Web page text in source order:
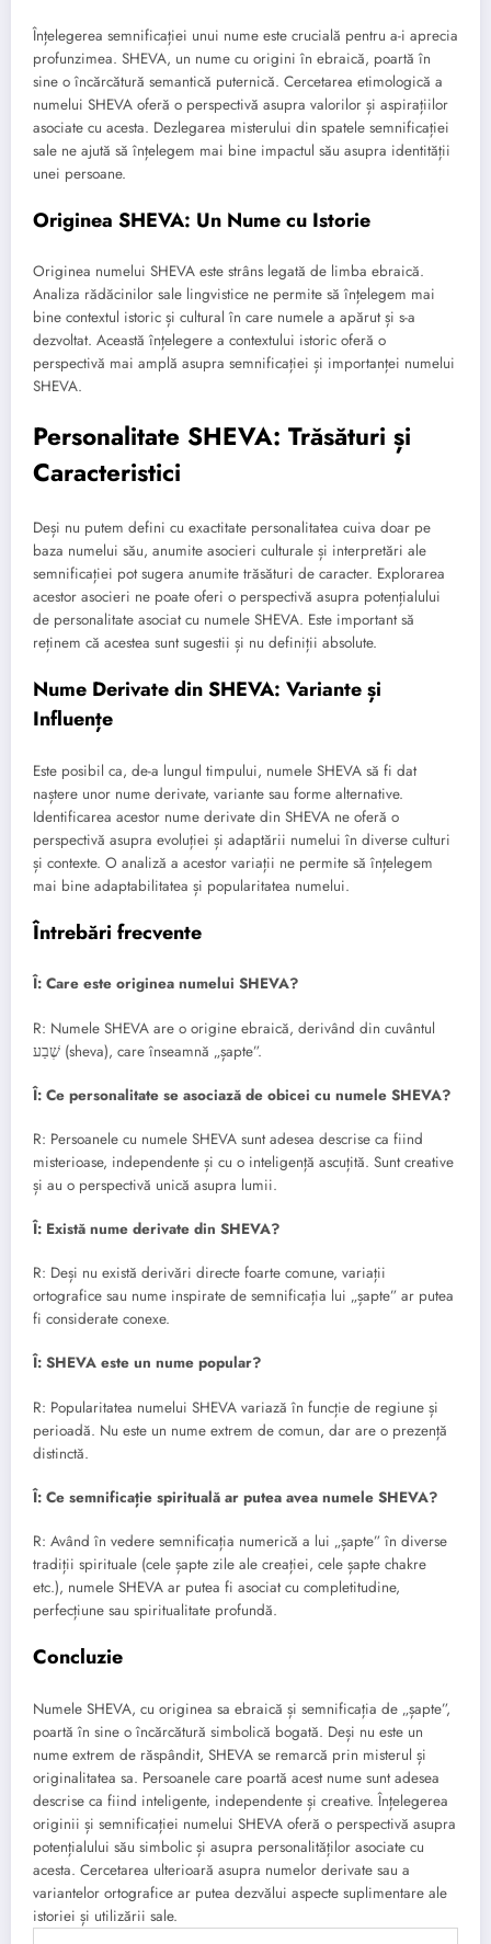
Înțelegerea semnificației unui nume este crucială pentru a-i aprecia
profunzimea. SHEVA, un nume cu origini în ebraică, poartă în
sine o încărcătură semantică puternică. Cercetarea etimologică a
numelui SHEVA oferă o perspectivă asupra valorilor și aspirațiilor
asociate cu acesta. Dezlegarea misterului din spatele semnificației
sale ne ajută să înțelegem mai bine impactul său asupra identității
unei persoane.
Originea SHEVA: Un Nume cu Istorie
Originea numelui SHEVA este strâns legată de limba ebraică.
Analiza rădăcinilor sale lingvistice ne permite să înțelegem mai
bine contextul istoric și cultural în care numele a apărut și s-a
dezvoltat. Această înțelegere a contextului istoric oferă o
perspectivă mai amplă asupra semnificației și importanței numelui
SHEVA.
Personalitate SHEVA: Trăsături și
Caracteristici
Deși nu putem defini cu exactitate personalitatea cuiva doar pe
baza numelui său, anumite asocieri culturale și interpretări ale
semnificației pot sugera anumite trăsături de caracter. Explorarea
acestor asocieri ne poate oferi o perspectivă asupra potențialului
de personalitate asociat cu numele SHEVA. Este important să
reținem că acestea sunt sugestii și nu definiții absolute.
Nume Derivate din SHEVA: Variante și
Influențe
Este posibil ca, de-a lungul timpului, numele SHEVA să fi dat
naștere unor nume derivate, variante sau forme alternative.
Identificarea acestor nume derivate din SHEVA ne oferă o
perspectivă asupra evoluției și adaptării numelui în diverse culturi
și contexte. O analiză a acestor variații ne permite să înțelegem
mai bine adaptabilitatea și popularitatea numelui.
Întrebări frecvente
Î: Care este originea numelui SHEVA?
R: Numele SHEVA are o origine ebraică, derivând din cuvântul
שֶׁבַע (sheva), care înseamnă „șapte”.
Î: Ce personalitate se asociază de obicei cu numele SHEVA?
R: Persoanele cu numele SHEVA sunt adesea descrise ca fiind
misterioase, independente și cu o inteligență ascuțită. Sunt creative
și au o perspectivă unică asupra lumii.
Î: Există nume derivate din SHEVA?
R: Deși nu există derivări directe foarte comune, variații
ortografice sau nume inspirate de semnificația lui „șapte” ar putea
fi considerate conexe.
Î: SHEVA este un nume popular?
R: Popularitatea numelui SHEVA variază în funcție de regiune și
perioadă. Nu este un nume extrem de comun, dar are o prezență
distinctă.
Î: Ce semnificație spirituală ar putea avea numele SHEVA?
R: Având în vedere semnificația numerică a lui „șapte” în diverse
tradiții spirituale (cele șapte zile ale creației, cele șapte chakre
etc.), numele SHEVA ar putea fi asociat cu completitudine,
perfecțiune sau spiritualitate profundă.
Concluzie
Numele SHEVA, cu originea sa ebraică și semnificația de „șapte”,
poartă în sine o încărcătură simbolică bogată. Deși nu este un
nume extrem de răspândit, SHEVA se remarcă prin misterul și
originalitatea sa. Persoanele care poartă acest nume sunt adesea
descrise ca fiind inteligente, independente și creative. Înțelegerea
originii și semnificației numelui SHEVA oferă o perspectivă asupra
potențialului său simbolic și asupra personalităților asociate cu
acesta. Cercetarea ulterioară asupra numelor derivate sau a
variantelor ortografice ar putea dezvălui aspecte suplimentare ale
istoriei și utilizării sale.